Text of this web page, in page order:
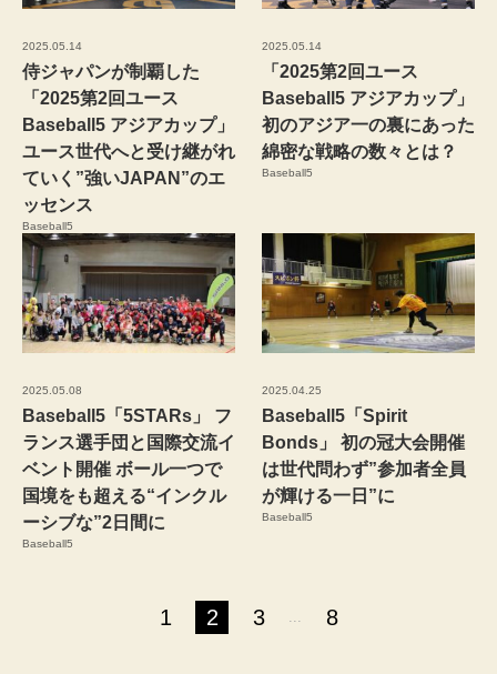
2025.05.14
侍ジャパンが制覇した
「2025第2回ユース
Baseball5 アジアカップ」
ユース世代へと受け継がれ
ていく”強いJAPAN”のエ
ッセンス
Baseball5
2025.05.14
「2025第2回ユース
Baseball5 アジアカップ」
初のアジア一の裏にあった
綿密な戦略の数々とは？
Baseball5
2025.05.08
Baseball5「5STARs」 フ
ランス選手団と国際交流イ
ベント開催 ボール一つで
国境をも超える“インクル
ーシブな”2日間に
Baseball5
2025.04.25
Baseball5「Spirit
Bonds」 初の冠大会開催
は世代問わず”参加者全員
が輝ける一日”に
Baseball5
1 2 3 ... 8